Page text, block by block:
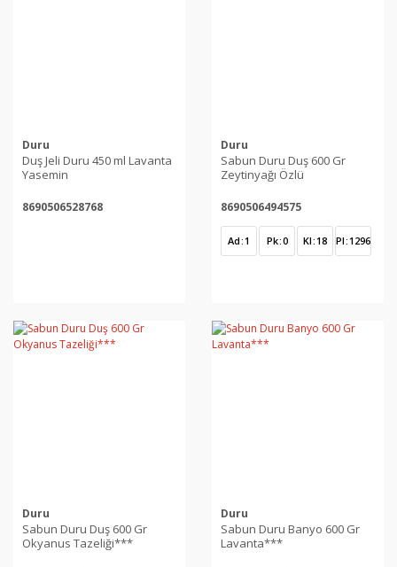
Duru
Duş Jeli Duru 450 ml Lavanta
Yasemin
8690506528768
Duru
Sabun Duru Duş 600 Gr
Zeytinyağı Özlü
8690506494575
Ad 1 Pk 0 Kl 18 Pl 1296
Duru
Sabun Duru Duş 600 Gr
Okyanus Tazeliği***
Duru
Sabun Duru Banyo 600 Gr
Lavanta***